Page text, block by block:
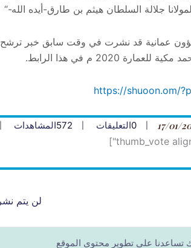
جلالة السلطان هيثم بن طارق-أيده الله-“
عمانية قد نشرت في وقت سابق خبر ترشح
للعمارة 2020 م في هذا الرابط.
https://shuoon.om/
17/01/
0التعليقات 572المشاهدات
لن يتم